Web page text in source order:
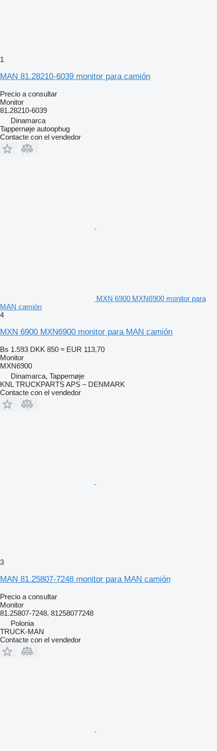
1
MAN 81.28210-6039 monitor para camión
Precio a consultar
Monitor
81.28210-6039
Dinamarca
Tappernøje autoophug
Contacte con el vendedor
MXN 6900 MXN6900 monitor para
MAN camión
4
MXN 6900 MXN6900 monitor para MAN camión
Bs 1.593 DKK 850 ≈ EUR 113,70
Monitor
MXN6900
Dinamarca, Tappernøje
KNL TRUCKPARTS APS – DENMARK
Contacte con el vendedor
3
MAN 81.25807-7248 monitor para MAN camión
Precio a consultar
Monitor
81.25807-7248, 81258077248
Polonia
TRUCK-MAN
Contacte con el vendedor